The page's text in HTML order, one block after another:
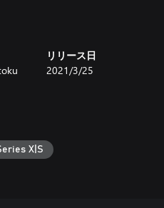
真（SSR）
駿（SSR）
10秒間、積極的に攻撃する
大河（SSR）
囲内の敵に対して、大ダメ
はその場でスタン状態にな
リリース日
2021/3/25
X|S